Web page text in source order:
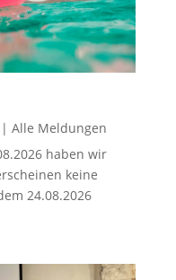
Alle Meldungen
haben wir
keine
24.08.2026